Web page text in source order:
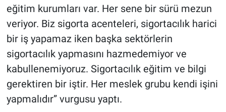
eğitim kurumları var. Her sene bir sürü mezun
veriyor. Biz sigorta acenteleri, sigortacılık harici
bir iş yapamaz iken başka sektörlerin
sigortacılık yapmasını hazmedemiyor ve
kabullenemiyoruz. Sigortacılık eğitim ve bilgi
gerektiren bir iştir. Her meslek grubu kendi işini
yapmalıdır” vurgusu yaptı.